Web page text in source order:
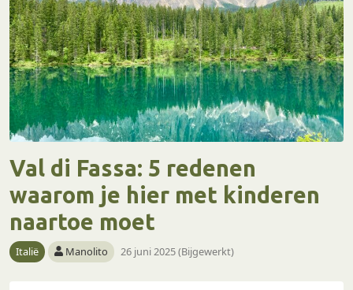
Val di Fassa: 5 redenen
waarom je hier met kinderen
naartoe moet
Italië Manolito 26 juni 2025 (Bijgewerkt)